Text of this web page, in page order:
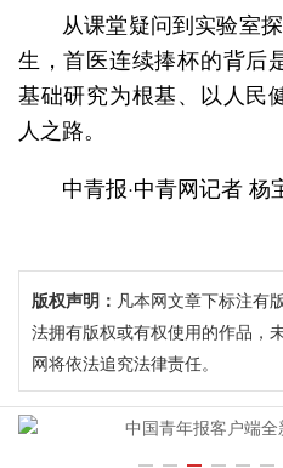
从课堂疑问到实验室
生，首医连续捧杯的背后
基础研究为根基、以人民
人之路。
中青报·中青网记者 杨
版权声明： 凡本网文章下标注有
法拥有版权或有权使用的作品，
网将依法追究法律责任。
中国青年报客户端全